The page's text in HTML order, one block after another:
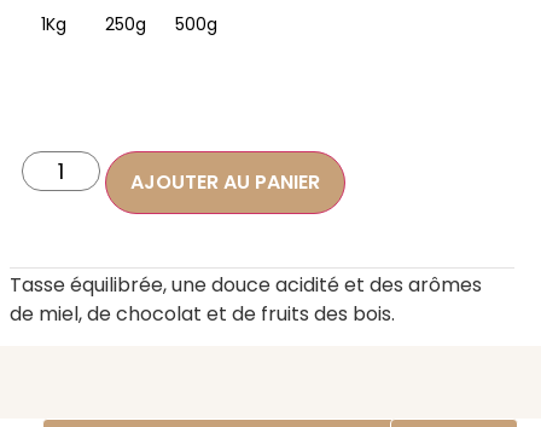
1Kg 250g 500g
AJOUTER AU PANIER
Tasse équilibrée, une douce acidité et des arômes
de miel, de chocolat et de fruits des bois.